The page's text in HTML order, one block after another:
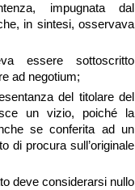
impugnata dal
in sintesi, osservava
essere sottoscritto
ad negotium;
del titolare del
un vizio, poiché la
se conferita ad un
di procura sull’originale
deve considerarsi nullo